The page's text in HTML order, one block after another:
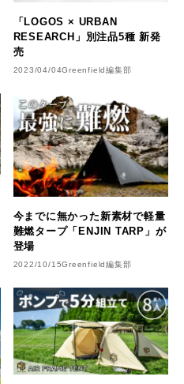
「LOGOS × URBAN
RESEARCH」別注品5種 新発
売
2023/04/04Greenfield編集部
今までに無かった新素材で軽量
難燃タープ「ENJIN TARP」が
登場
2022/10/15Greenfield編集部